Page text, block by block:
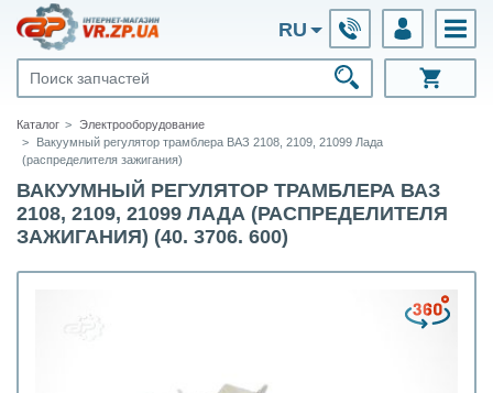
RU
Каталог
Электрооборудование
Вакуумный регулятор трамблера ВАЗ 2108, 2109, 21099 Лада
(распределителя зажигания)
ВАКУУМНЫЙ РЕГУЛЯТОР ТРАМБЛЕРА ВАЗ
2108, 2109, 21099 ЛАДА (РАСПРЕДЕЛИТЕЛЯ
ЗАЖИГАНИЯ) (40. 3706. 600)